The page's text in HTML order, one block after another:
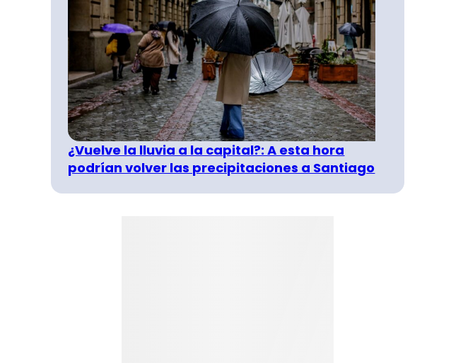
¿Vuelve la lluvia a la capital?: A esta hora
podrían volver las precipitaciones a Santiago